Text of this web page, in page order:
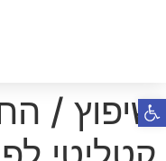
שיפוץ /
פתח סרגל נגישות